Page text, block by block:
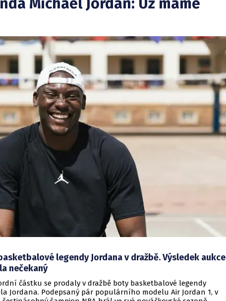
legendy Jordana v dražbě. Výsledek aukce
nečekaný
částku se prodaly v dražbě boty basketbalové legendy
Jordana. Podepsaný pár populárního modelu Air Jordan 1, v